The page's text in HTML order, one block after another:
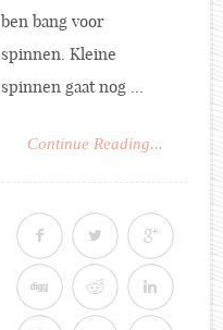
ben bang voor
spinnen. Kleine
spinnen gaat nog ...
Continue Reading...